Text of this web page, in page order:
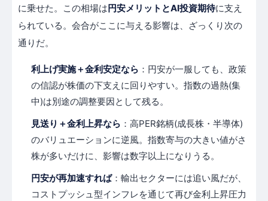
に乗せた。この相場は 円安メリットとAI投資期待に支え
られている。会合がここに与える影響は、ざっくり次の
通りだ。
利上げ実施＋金利安定なら ：円安が一服しても、政策
の信認が株価の下支えに回りやすい。指数の過熱(集
中)は別途の調整要因として残る。
見送り＋金利上昇なら ：高PER銘柄(成長株・半導体)
のバリュエーションに逆風。指数寄与の大きい値がさ
株が多いだけに、影響は数字以上になりうる。
円安が再加速すれば：輸出セクターには追い風だが、
コストプッシュ型インフレを通じて再び金利上昇圧力